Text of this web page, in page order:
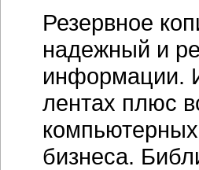
Резервное
надежный и
информации.
лентах плюс
бизнеса.